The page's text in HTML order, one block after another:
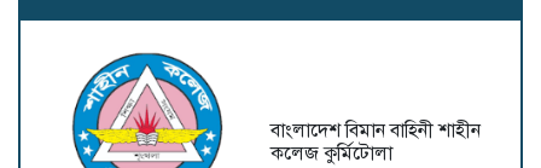
বাংলাদেশ বিমান বাহিনী শাহীন
কলেজ কুর্মিটোলা